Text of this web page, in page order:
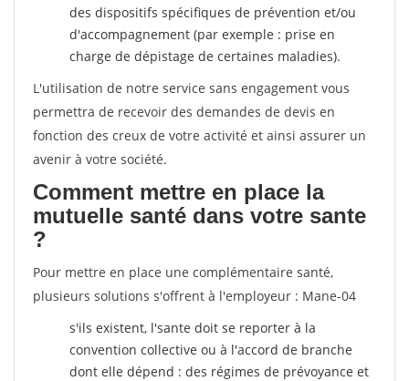
des dispositifs spécifiques de prévention et/ou
d'accompagnement (par exemple : prise en
charge de dépistage de certaines maladies).
L'utilisation de notre service sans engagement vous
permettra de recevoir des demandes de devis en
fonction des creux de votre activité et ainsi assurer un
avenir à votre société.
Comment mettre en place la
mutuelle santé dans votre sante
?
Pour mettre en place une complémentaire santé,
plusieurs solutions s'offrent à l'employeur : Mane-04
s'ils existent, l'sante doit se reporter à la
convention collective ou à l'accord de branche
dont elle dépend : des régimes de prévoyance et